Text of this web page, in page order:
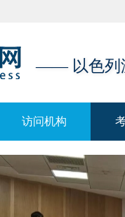
—— 以色列
访问机构
访问机构